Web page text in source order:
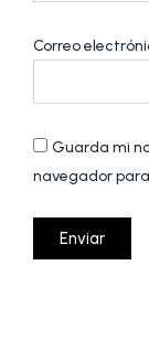
Correo
Guarda mi
navegador